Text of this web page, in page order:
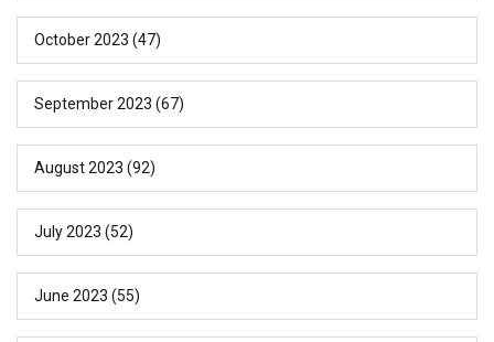
October 2023 (47)
September 2023 (67)
August 2023 (92)
July 2023 (52)
June 2023 (55)